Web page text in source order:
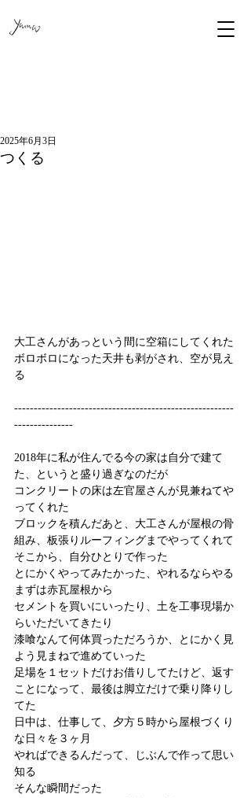
つくる
2025年6月3日
大工さんがあっという間に空箱にしてくれた
ボロボロになった天井も剥がされ、空が見え
る
--------------------------------------------------------
---------------
2018年に私が住んでる今の家は自分で建て
た、というと盛り過ぎなのだが
コンクリートの床は左官屋さんが見兼ねてや
ってくれた
ブロックを積んだあと、大工さんが屋根の骨
組み、板張りルーフィングまでやってくれて
そこから、自分ひとりで作った
とにかくやってみたかった、やれるならやる
まずは赤瓦屋根から
セメントを買いにいったり、土を工事現場か
らいただいてきたり
漆喰なんて何体買っただろうか、とにかく見
よう見まねで進めていった
足場を１セットだけお借りしてたけど、返す
ことになって、最後は脚立だけで乗り降りし
てた
日中は、仕事して、夕方５時から屋根づくり
な日々を３ヶ月
やればできるんだって、じぶんで作って思い
知る
そんな瞬間だった